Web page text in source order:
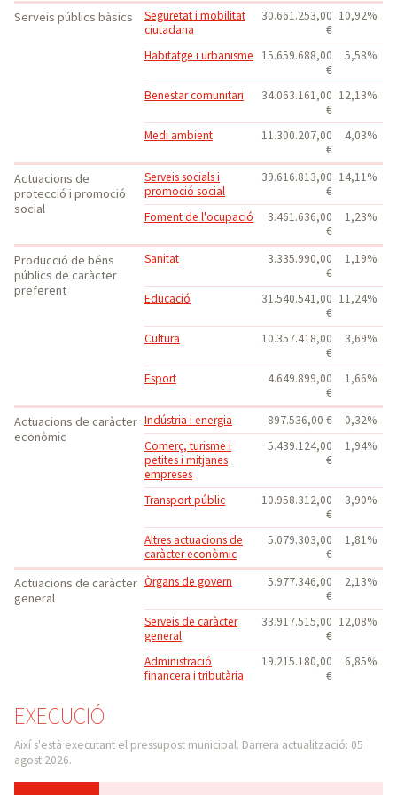
Serveis públics bàsics
Seguretat i mobilitat
ciutadana
30.661.253,00
€
10,92%
Habitatge i urbanisme
15.659.688,00
€
5,58%
Benestar comunitari
34.063.161,00
€
12,13%
Medi ambient
11.300.207,00
€
4,03%
Actuacions de
protecció i promoció
social
Serveis socials i
promoció social
39.616.813,00
€
14,11%
Foment de l'ocupació
3.461.636,00
€
1,23%
Producció de béns
públics de caràcter
preferent
Sanitat
3.335.990,00
€
1,19%
Educació
31.540.541,00
€
11,24%
Cultura
10.357.418,00
€
3,69%
Esport
4.649.899,00
€
1,66%
Actuacions de caràcter
econòmic
Indústria i energia 897.536,00 €
0,32%
Comerç, turisme i
petites i mitjanes
empreses
5.439.124,00
€
1,94%
Transport públic
10.958.312,00
€
3,90%
Altres actuacions de
caràcter econòmic
5.079.303,00
€
1,81%
Actuacions de caràcter
general
Òrgans de govern
5.977.346,00
€
2,13%
Serveis de caràcter
general
33.917.515,00
€
12,08%
Administració
financera i tributària
19.215.180,00
€
6,85%
EXECUCIÓ
Així s'està executant el pressupost municipal. Darrera actualització: 05
agost 2026.